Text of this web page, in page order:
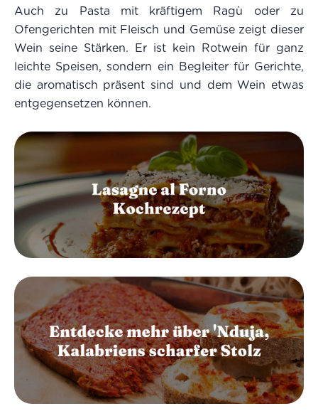
Auch zu Pasta mit kräftigem Ragù oder zu
Ofengerichten mit Fleisch und Gemüse zeigt dieser
Wein seine Stärken. Er ist kein Rotwein für ganz
leichte Speisen, sondern ein Begleiter für Gerichte,
die aromatisch präsent sind und dem Wein etwas
entgegensetzen können.